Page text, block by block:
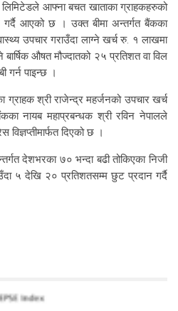
आफ्ना बचत खाताका ग्राहकहरुको
गर्दै आएको छ । उक्त बीमा अन्तर्गत बैंकका
उपचार गराउँदा लाग्ने खर्च रु. १ लाखमा
औषत मौज्दातको २५ प्रतिशत वा विल
पाइन्छ ।
ग्राहक श्री राजेन्द्र महर्जनको उपचार खर्च
नायब महाप्रबन्धक श्री रविन नेपालले
दिएको छ ।
देशभरका ७० भन्दा बढी तोकिएका निजी
५ देखि २० प्रतिशतसम्म छुट प्रदान गर्दै